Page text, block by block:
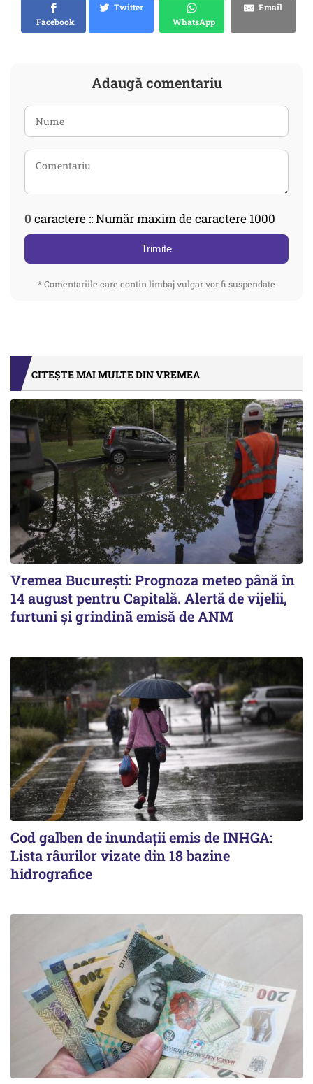
Facebook
Twitter
WhatsApp
Email
Adaugă comentariu
0 caractere :: Număr maxim de caractere 1000
Trimite
* Comentariile care contin limbaj vulgar vor fi suspendate
CITEȘTE MAI MULTE DIN VREMEA
Vremea București: Prognoza meteo până în
14 august pentru Capitală. Alertă de vijelii,
furtuni și grindină emisă de ANM
Cod galben de inundații emis de INHGA:
Lista râurilor vizate din 18 bazine
hidrografice